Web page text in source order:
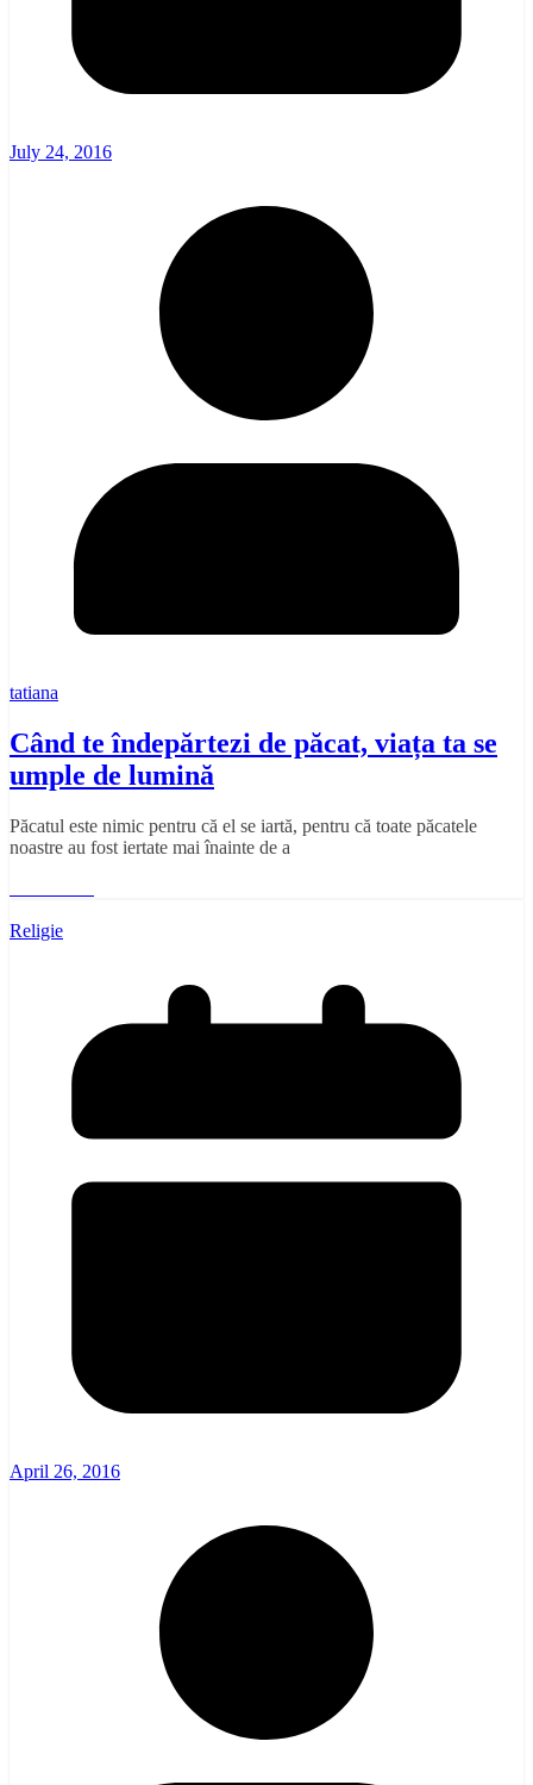
July 24, 2016
tatiana
Când te îndepărtezi de păcat, viața ta se
umple de lumină
Păcatul este nimic pentru că el se iartă, pentru că toate păcatele
noastre au fost iertate mai înainte de a
Religie
April 26, 2016